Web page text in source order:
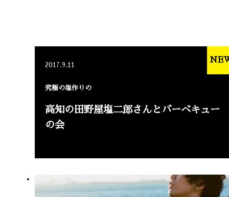
2017.9.11
究極の塩作りの
高知の田野屋塩二郎さんとバーベキュー
の会